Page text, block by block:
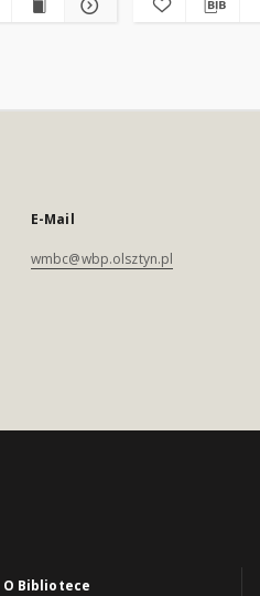
E-Mail
wmbc@wbp.olsztyn.pl
O Bibliotece